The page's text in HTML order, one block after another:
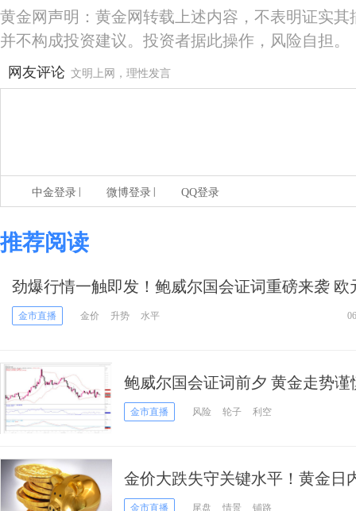
黄金网声明：黄金网转载上述内容，不表明证实
并不构成投资建议。投资者据此操作，风险自担。
网友评论 文明上网，理性发言
中金登录 微博登录 QQ登录
推荐阅读
劲爆行情一触即发！鲍威尔国会证词重磅来袭 欧
镑、日元、澳元和黄金最新交易分析
金市直播 金价 升势 水平
鲍威尔国会证词前夕 黄金走势谨
金市直播 风险 轮子 利空
金价大跌失守关键水平！黄金日
挫近15美元
金市直播 尾盘 情景 铺路